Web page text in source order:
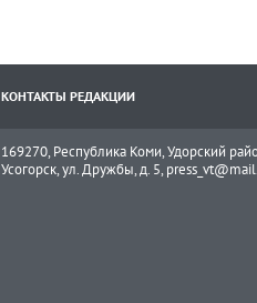
КОНТАКТЫ РЕДАКЦИИ
169270, Республика Коми, Удорский
Усогорск, ул. Дружбы, д. 5,